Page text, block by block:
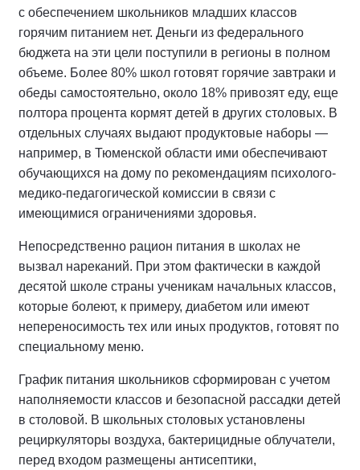
с обеспечением школьников младших классов
горячим питанием нет. Деньги из федерального
бюджета на эти цели поступили в регионы в полном
объеме. Более 80% школ готовят горячие завтраки и
обеды самостоятельно, около 18% привозят еду, еще
полтора процента кормят детей в других столовых. В
отдельных случаях выдают продуктовые наборы —
например, в Тюменской области ими обеспечивают
обучающихся на дому по рекомендациям психолого-
медико-педагогической комиссии в связи с
имеющимися ограничениями здоровья.
Непосредственно рацион питания в школах не
вызвал нареканий. При этом фактически в каждой
десятой школе страны ученикам начальных классов,
которые болеют, к примеру, диабетом или имеют
непереносимость тех или иных продуктов, готовят по
специальному меню.
График питания школьников сформирован с учетом
наполняемости классов и безопасной рассадки детей
в столовой. В школьных столовых установлены
рециркуляторы воздуха, бактерицидные облучатели,
перед входом размещены антисептики,